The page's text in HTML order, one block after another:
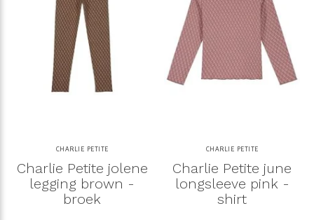
CHARLIE PETITE
Charlie Petite jolene
legging brown -
broek
CHARLIE PETITE
Charlie Petite june
longsleeve pink -
shirt